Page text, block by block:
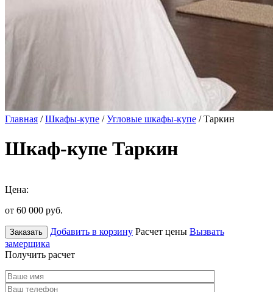
Главная /Шкафы-купе /Угловые шкафы-купе / Таркин
Шкаф-купе Таркин
Цена:
от 60 000 руб.
Заказать Добавить в корзину Расчет цены Вызвать
замерщика
Получить расчет